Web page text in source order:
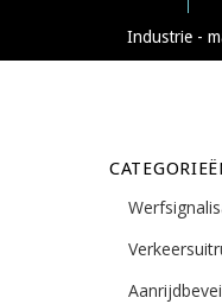
Industrie -